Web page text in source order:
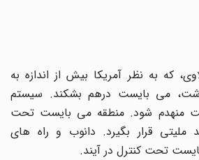
که به نظر آمریکا بیش از اندازه به
می بایست درهم بشکند. سیستم
منهدم شود. منطقه می بایست تحت
قرار بگیرد. دانوب و راه های
تحت کنترل در آیند.